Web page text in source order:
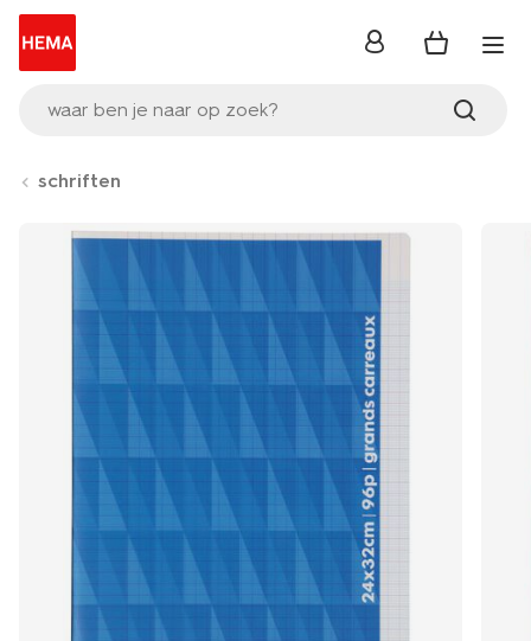
waar ben je naar op zoek?
inloggen
schriften